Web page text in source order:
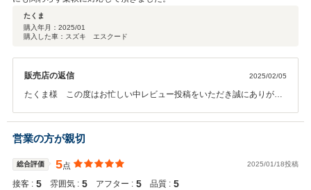
たくま
購入年月： 2025/01
購入した車：スズキ エスクード
販売店の返信 2025/02/05
たくま様 この度はお忙しい中レビュー投稿をいただき誠にありがと
後も、今回の評価に恥じぬようご対応させて頂きます。お困りのこと
等ございましたらお気軽にご相談ください。至らないところもあると
思いますが、末永くお付き合いをさせていただければと思っておりま
すので、宜しくお願い致します。改めましてご購入いただき誠にあり
がとうございました。
営業の方が親切
総合評価 5点 2025/01/18投稿
接客 : 5 雰囲気 : 5 アフター : 5 品質 : 5